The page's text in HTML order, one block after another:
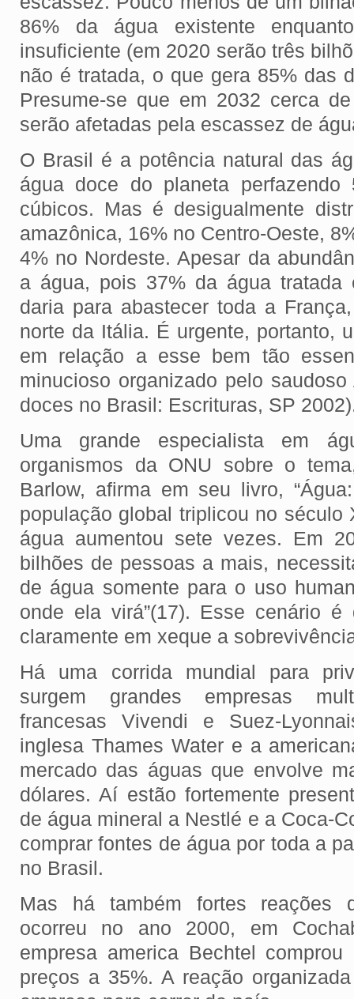
86% da água existente
insuficiente (em 2020 serão três
não é tratada, o que gera 85% das
Presume-se que em 2032 cerca
serão afetadas pela escassez de
O Brasil é a potência natural das
água doce do planeta
cúbicos. Mas é desigualmente
amazônica, 16% no Centro-Oeste,
4% no Nordeste. Apesar da
a água, pois 37% da água tratada
daria para abastecer toda a
norte da Itália. É urgente, portanto,
em relação a esse bem tão
minucioso organizado pelo
doces no Brasil: Escrituras, SP
Uma grande especialista em
organismos da ONU sobre o
Barlow, afirma em seu livro,
população global triplicou no século
água aumentou sete vezes. Em
bilhões de pessoas a mais,
de água somente para o uso
onde ela virá”(17). Esse cenário é
claramente em xeque a
Há uma corrida mundial para
surgem grandes empresas
francesas Vivendi e Suez-
inglesa Thames Water e a
mercado das águas que envolve
dólares. Aí estão fortemente
de água mineral a Nestlé e a Coca-
comprar fontes de água por toda a
no Brasil.
Mas há também fortes reações
ocorreu no ano 2000, em
empresa america Bechtel
preços a 35%. A reação